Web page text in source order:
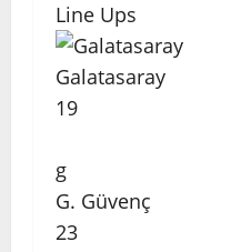
Line Ups
Galatasaray
19
g
G. Güvenç
23